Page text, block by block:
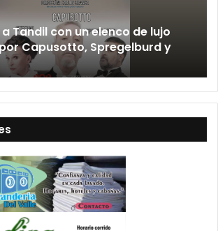
a Tandil con un elenco de lujo
Capusotto, Spregelburd y